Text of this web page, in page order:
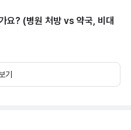
요? (병원 처방 vs 약국, 비대
기